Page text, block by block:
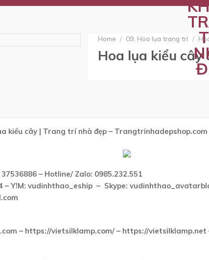
Home / 09. Hoa lụa trang trí /
Hoa lụa kiểu cây
kiểu cây | Trang trí nhà đẹp – Trangtrinhadepshop.com
37536886 – Hotline/ Zalo: 0985.232.551
– Y!M: vudinhthao_eship – Skype:
– https://vietsilklamp.com/ – https://vietsilklamp.net